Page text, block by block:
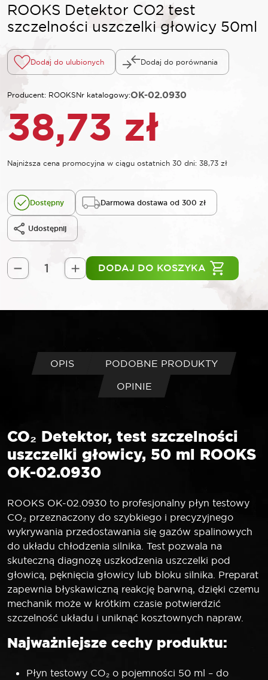
ROOKS Detektor CO2 test
szczelności uszczelki głowicy 50ml
Dodaj do ulubionych Dodaj do porównania
Producent: ROOKSNr katalogowy:OK-02.0930
38,73 zł
Najniższa cena promocyjna w ciągu ostatnich 30 dni: 38,73 zł
Dostępny Darmowa dostawa od 300 zł
Udostępnij
ilość
uszczelki
głowicy
DODAJ DO KOSZYKA
OPIS
PODOBNE PRODUKTY
OPINIE
CO₂ Detektor, test szczelności
uszczelki głowicy, 50 ml ROOKS
OK-02.0930
ROOKS OK-02.0930 to profesjonalny płyn testowy
CO₂ przeznaczony do szybkiego i precyzyjnego
wykrywania przedostawania się gazów spalinowych
do układu chłodzenia silnika. Test pozwala na
skuteczną diagnozę uszkodzenia uszczelki pod
głowicą, pęknięcia głowicy lub bloku silnika. Preparat
zapewnia błyskawiczną reakcję barwną, dzięki czemu
mechanik może w krótkim czasie potwierdzić
szczelność układu i uniknąć kosztownych napraw.
Najważniejsze cechy produktu:
Płyn testowy CO₂ o pojemności 50 ml – do